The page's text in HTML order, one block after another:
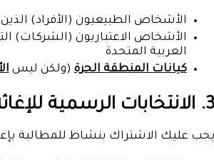
الأشخاص الطبيعيون (الأفراد)
الأشخاص الاعتباريون (الشركات)
العربية المتحدة
كيانات المنطقة الحرة(ولكن ليس
3. الانتخابات الرسمية للإغاثة
يجب عليك الاشتراك بنشاط للمطالبة